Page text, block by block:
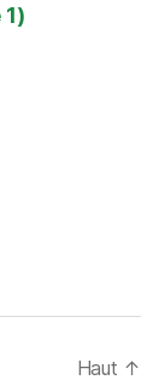
Haut ↑